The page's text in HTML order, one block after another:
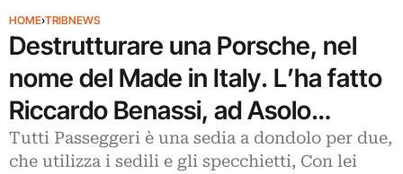
HOME›TRIBNEWS
Destrutturare una Porsche, nel
nome del Made in Italy. L’ha fatto
Riccardo Benassi, ad Asolo…
Tutti Passeggeri è una sedia a dondolo per due,
che utilizza i sedili e gli specchietti, Con lei